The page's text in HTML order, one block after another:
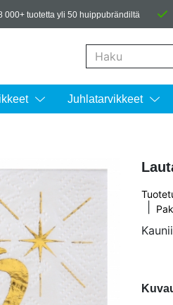
000+ tuotetta yli 50 huippubrändiltä
Juhlatarvikkeet